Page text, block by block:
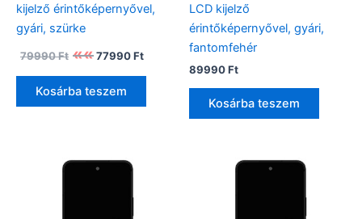
kijelző érintőképernyővel,
gyári, szürke
79990Ft
Original
price
was:
79990 Ft.
77990Ft
price
is:
77990 Ft.
Kosárba teszem
LCD kijelző
érintőképernyővel, gyári,
fantomfehér
89990Ft
Kosárba teszem